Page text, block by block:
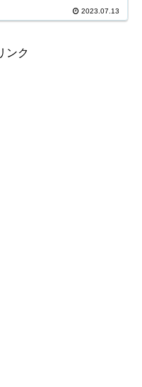
1,000円 キャリーオーバー ...
2023.07.13
ンク